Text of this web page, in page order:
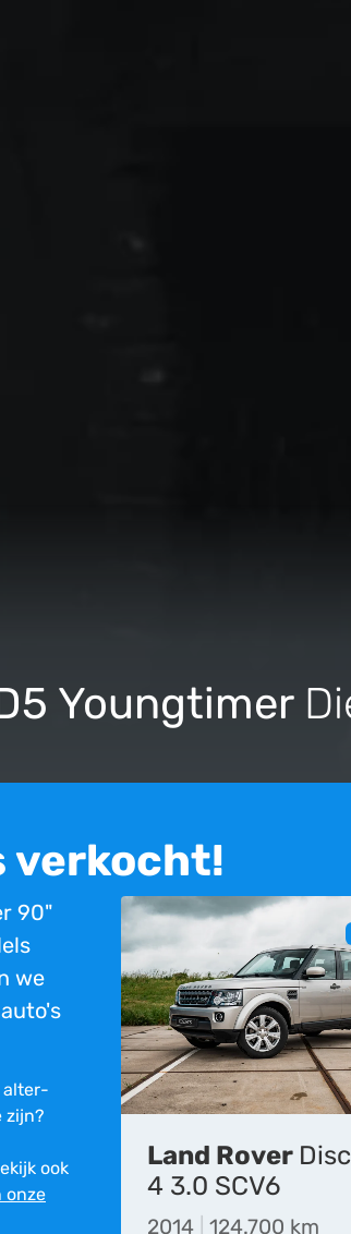
Youngtimer
verkocht!
90"
we
alter­
zijn?
ook
onze
Land Rover
4 3.0 SCV6
2014 124.700 km
en niet meer beschikbaar. Deze advertentie is
besteden aan de inhoud op deze website, is
dergelijke fouten en vergissingen.